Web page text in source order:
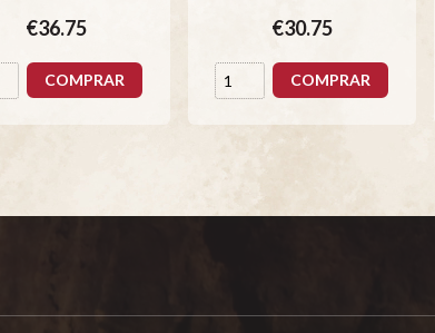
€36.75
COMPRAR
€30.75
COMPRAR